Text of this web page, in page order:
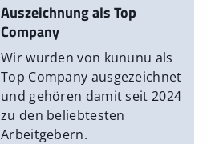
Auszeichnung als Top
Company
Wir wurden von kununu als
Top Company ausgezeichnet
und gehören damit seit 2024
zu den beliebtesten
Arbeitgebern.